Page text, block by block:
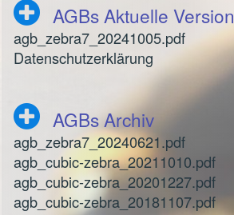
AGBs Aktuelle Version
agb_zebra7_20241005.pdf
Datenschutzerklärung
AGBs Archiv
agb_zebra7_20240621.pdf
agb_cubic-zebra_20211010.pdf
agb_cubic-zebra_20201227.pdf
agb_cubic-zebra_20181107.pdf